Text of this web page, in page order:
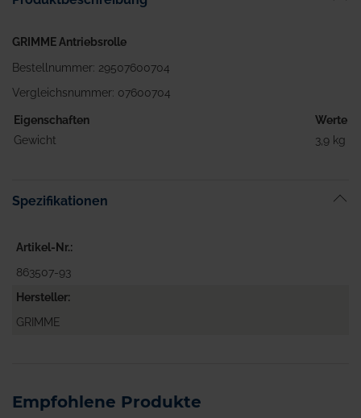
GRIMME Antriebsrolle
Bestellnummer: 29507600704
Vergleichsnummer: 07600704
Eigenschaften
Werte
Gewicht
3,9 kg
Spezifikationen
Artikel-Nr.
863507-93
Hersteller
GRIMME
Empfohlene Produkte